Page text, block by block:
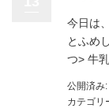
今日は
とふめ
つ> 牛
公開済み
カテゴリ